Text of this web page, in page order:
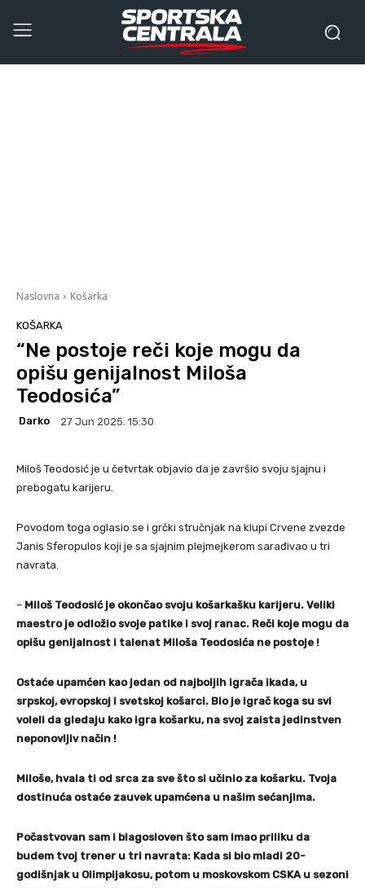
Naslovna Košarka
KOŠARKA
“Ne postoje reči koje mogu da
opišu genijalnost Miloša
Teodosića”
Darko 27 Jun 2025. 15:30
Miloš Teodosić je u četvrtak objavio da je završio svoju sjajnu i
prebogatu karijeru.
Povodom toga oglasio se i grčki stručnjak na klupi Crvene zvezde
Janis Sferopulos koji je sa sjajnim plejmejkerom sarađivao u tri
navrata.
– Miloš Teodosić je okončao svoju košarkašku karijeru. Veliki
maestro je odložio svoje patike i svoj ranac. Reči koje mogu da
opišu genijalnost i talenat Miloša Teodosića ne postoje !
Ostaće upamćen kao jedan od najboljih igrača ikada, u
srpskoj, evropskoj i svetskoj košarci. Bio je igrač koga su svi
voleli da gledaju kako igra košarku, na svoj zaista jedinstven
neponovljiv način !
Miloše, hvala ti od srca za sve što si učinio za košarku. Tvoja
dostinuća ostaće zauvek upamćena u našim sećanjima.
Počastvovan sam i blagosloven što sam imao priliku da
budem tvoj trener u tri navrata: Kada si bio mladi 20-
godišnjak u Olimpijakosu, potom u moskovskom CSKA u sezoni